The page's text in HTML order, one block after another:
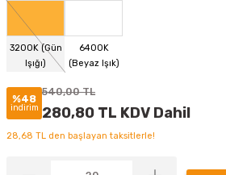
%48
indirim
540,00 TL
280,80 TL KDV Dahil
28,68 TL den başlayan taksitlerle!